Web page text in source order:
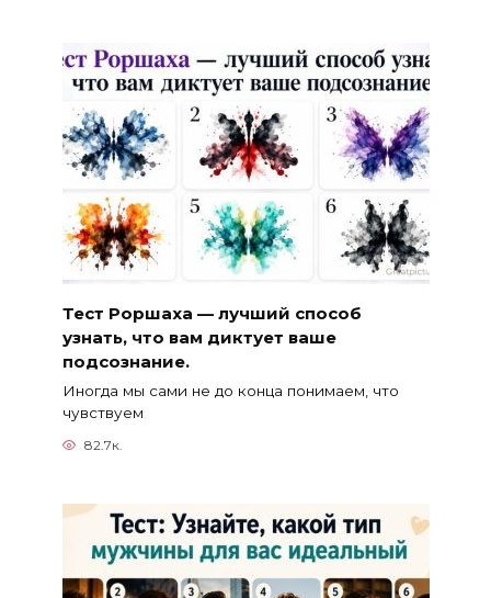
Тест Роршаха — лучший способ
узнать, что вам диктует ваше
подсознание.
Иногда мы сами не до конца понимаем, что
чувствуем
82.7к.